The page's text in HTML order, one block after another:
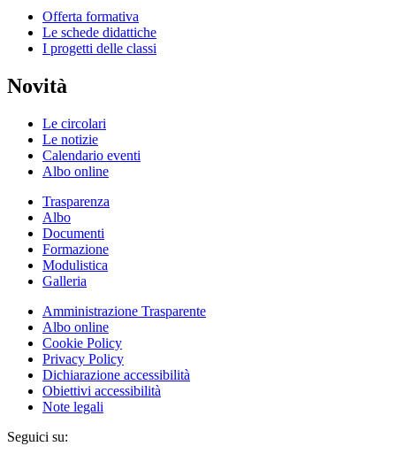
Offerta formativa
Le schede didattiche
I progetti delle classi
Novità
Le circolari
Le notizie
Calendario eventi
Albo online
Trasparenza
Albo
Documenti
Formazione
Modulistica
Galleria
Amministrazione Trasparente
Albo online
Cookie Policy
Privacy Policy
Dichiarazione accessibilità
Obiettivi accessibilità
Note legali
Seguici su: